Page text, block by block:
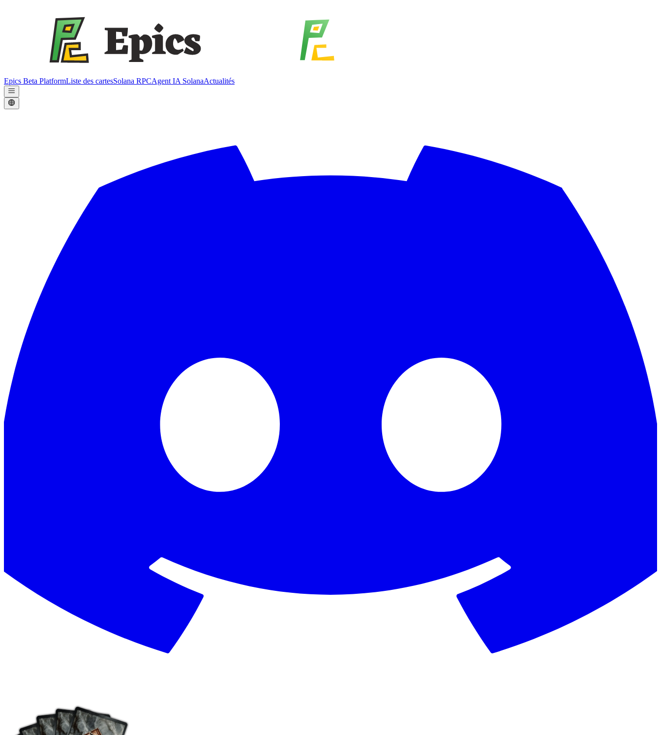
Epics Beta PlatformListe des cartesSolana RPCAgent IA SolanaActualités